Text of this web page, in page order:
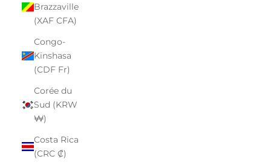
Brazzaville
(XAF CFA)
Congo-
Kinshasa
(CDF Fr)
Corée du
Sud (KRW
₩)
Costa Rica
(CRC ₡)